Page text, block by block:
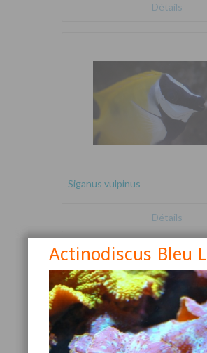
Détails
Siganus vulpinus
Détails
Actinodiscus Bleu L